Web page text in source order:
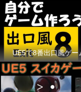
UE5で8番出口風ゲー